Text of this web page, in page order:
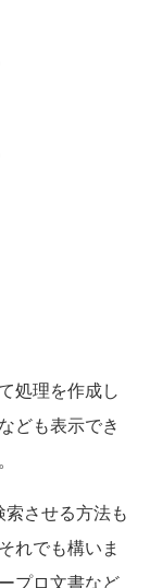
処理を作成し
ども表示でき
させる方法も
れでも構いま
プロ文書など